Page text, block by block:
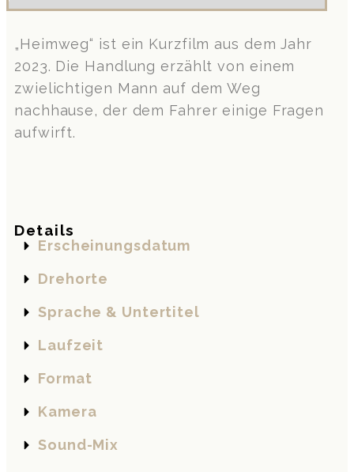
„Heimweg“ ist ein Kurzfilm aus dem Jahr
2023. Die Handlung erzählt von einem
zwielichtigen Mann auf dem Weg
nachhause, der dem Fahrer einige Fragen
aufwirft.
Details
Erscheinungsdatum
Drehorte
Sprache & Untertitel
Laufzeit
Format
Kamera
Sound-Mix